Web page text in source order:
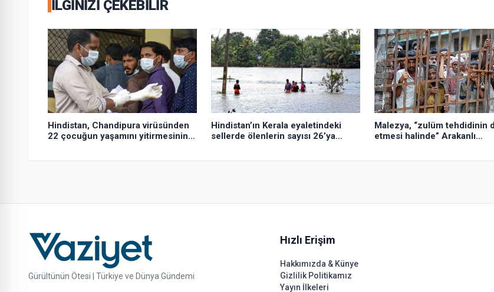
İLGINIZI ÇEKEBILIR
Hindistan, Chandipura virüsünden
22 çocuğun yaşamını yitirmesinin
Hindistan’ın Kerala eyaletindeki
sellerde ölenlerin sayısı 26’ya
Malezya, “zulüm tehdidinin
etmesi halinde” Arakanlı
Gürültünün Ötesi | Türkiye ve Dünya Gündemi
Hızlı Erişim
Hakkımızda & Künye
Gizlilik Politikamız
Yayın İlkeleri